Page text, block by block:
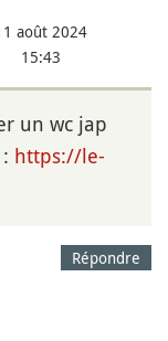
août 2024
15:43
un wc jap
https://le-
Répondre